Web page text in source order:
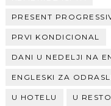
PRESENT
PRVI KONDICIONAL
DANI U NEDELJI NA
ENGLESKI ZA
U HOTELU U